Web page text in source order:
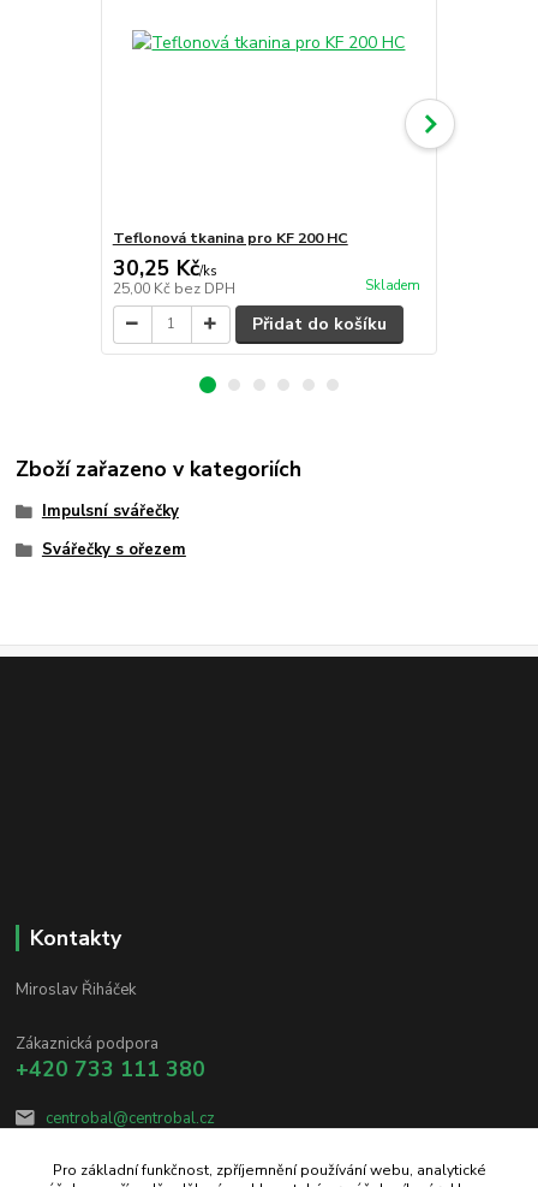
Teflonová tkanina pro KF 200 HC
30,25 Kč/ks
25,00 Kč bez DPH Skladem
Přidat do košíku
Zboží zařazeno v kategoriích
Impulsní svářečky
Svářečky s ořezem
Kontakty
Miroslav Řiháček
Zákaznická podpora
+420 733 111 380
centrobal@centrobal.cz
Pro základní funkčnost, zpříjemnění používání webu, analytické